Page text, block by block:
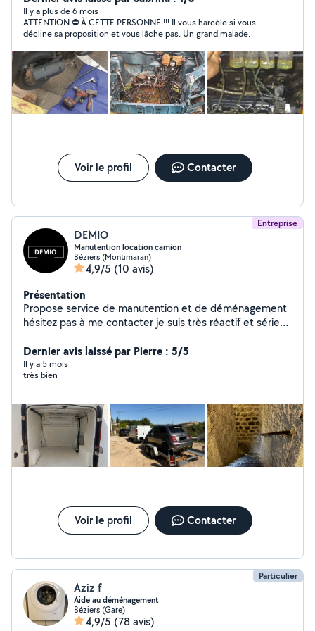
travaux de nettoyage , Aussi pour vos déplacements
cours ou autres (((((( MÉCANIQUE AUTOMOBILE et
moto 50cm3 125cm3 Je peux aussi offrir mais service
pour l'entretien de votre véhicule ,suspension , vidanges
plaquettes de frein disque de frein amortisseurs boujes
d'allumage et autre . Je possède une valise diagnostic
professionnel suppression code défauts suppression de
FAP EGR ADBLUE régénération du catalizer
rénovations des phares avant .. Lavage de voiture
netoiyage intérieur extérieur A bientôt
Il y a plus de 6 mois
ATTENTION ⛔️ À CETTE PERSONNE !!! Il vous harcèle si vous
décline sa proposition et vous lâche pas. Un grand malade.
Voir le profil Contacter
Entreprise
DEMIO
Manutention location camion
Béziers (Montimaran)
4,9/5 (10 avis)
Présentation
Propose service de manutention et de déménagement
hésitez pas à me contacter je suis très réactif et sérieux
prestations Toutes distance acceptée.
Dernier avis laissé par Pierre : 5/5
Il y a 5 mois
très bien
Voir le profil Contacter
Particulier
Aziz f
Aide au déménagement
Béziers (Gare)
4,9/5 (78 avis)